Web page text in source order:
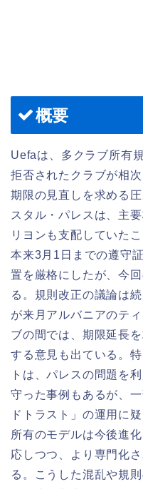
概要
Uefaは、多クラブ所有
拒否されたクラブが相
期限の見直しを求める
スタル・パレスは、主
リヨンも支配していた
本来3月1日までの遵守
置を厳格にしたが、今
る。規則改正の議論は
が来月アルバニアのテ
ブの間では、期限延長
する意見も出ている。
トは、パレスの問題を
守った事例もあるが、
ドトラスト」の運用に
所有のモデルは今後進
応しつつ、より専門化
る。こうした混乱や規